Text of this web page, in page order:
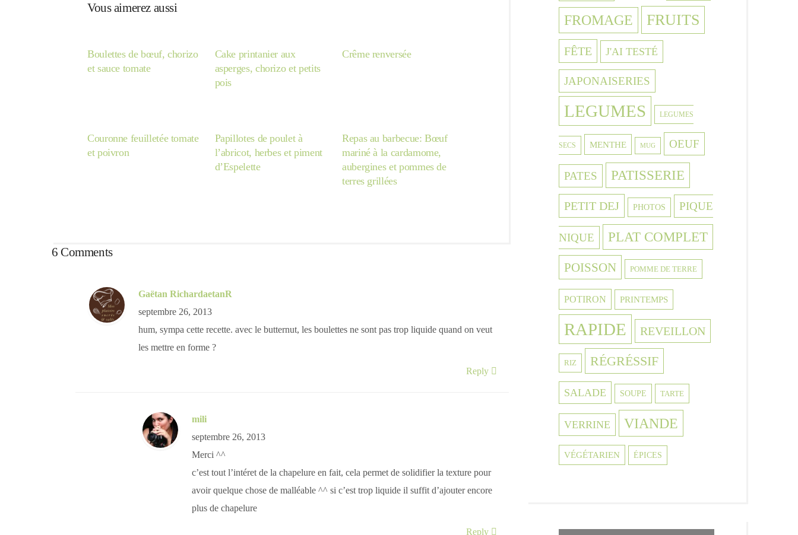
Vous aimerez aussi
Boulettes de bœuf, chorizo
et sauce tomate
Cake printanier aux
asperges, chorizo et petits
pois
Crême renversée
Couronne feuilletée tomate
et poivron
Papillotes de poulet à
l’abricot, herbes et piment
d’Espelette
Repas au barbecue: Bœuf
mariné à la cardamome,
aubergines et pommes de
terres grillées
6 Comments
Gaëtan RichardaetanR
septembre 26, 2013
hum, sympa cette recette. avec le butternut, les boulettes ne sont pas trop liquide quand on veut
les mettre en forme ?
Reply
mili
septembre 26, 2013
Merci ^^
c’est tout l’intéret de la chapelure en fait, cela permet de solidifier la texture pour
avoir quelque chose de malléable ^^ si c’est trop liquide il suffit d’ajouter encore
plus de chapelure
Reply
FROMAGE FRUITS
FÊTE J'AI TESTÉ
JAPONAISERIES
LEGUMES LEGUMES
SECS MENTHE MUG OEUF
PATES PATISSERIE
PETIT DEJ PHOTOS PIQUE
NIQUE PLAT COMPLET
POISSON POMME DE TERRE
POTIRON PRINTEMPS
RAPIDE REVEILLON
RIZ RÉGRÉSSIF
SALADE SOUPE TARTE
VERRINE VIANDE
VÉGÉTARIEN ÉPICES